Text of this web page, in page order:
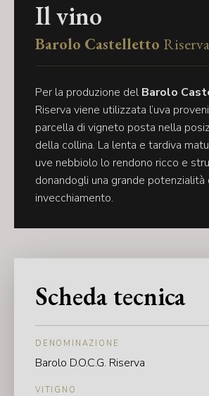
Il vino
Barolo Castelletto Riserva
Per la produzione delBarolo
Riserva viene utilizzata l’uva
parcella di vigneto posta nella
della collina. La lenta e tardiva
uve nebbiolo lo rendono ricco e
donandogli una grande potenzialità
invecchiamento.
Scheda tecnica
DENOMINAZIONE
Barolo D.O.C.G. Riserva
VITIGNO